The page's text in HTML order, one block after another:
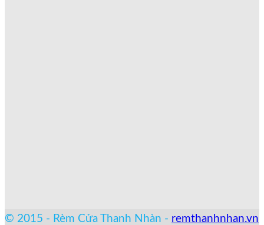
© 2015 - Rèm Cửa Thanh Nhàn - remthanhnhan.vn